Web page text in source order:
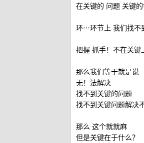
在关键的 问题 关键
环⋯环节上 我们找不
把握 抓手！不在关键
那么我们等于就是说
无！法解决
找不到关键的问题
找不到关键问题解决
那么 这个就就麻
但是关键在于什么？